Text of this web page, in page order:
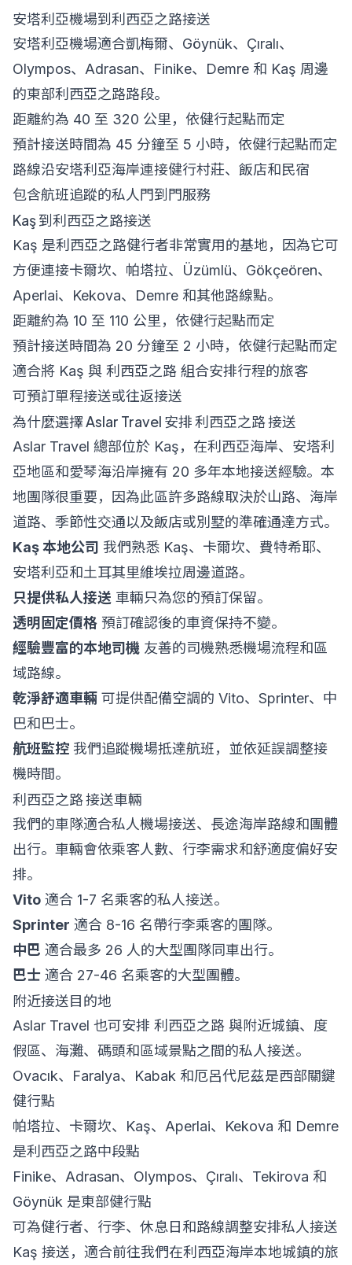
安塔利亞機場到利西亞之路接送
安塔利亞機場適合凱梅爾、Göynük、Çıralı、
Olympos、Adrasan、Finike、Demre 和 Kaş 周邊
的東部利西亞之路路段。
距離約為 40 至 320 公里，依健行起點而定
預計接送時間為 45 分鐘至 5 小時，依健行起點而定
路線沿安塔利亞海岸連接健行村莊、飯店和民宿
包含航班追蹤的私人門到門服務
Kaş 到利西亞之路接送
Kaş 是利西亞之路健行者非常實用的基地，因為它可
方便連接卡爾坎、帕塔拉、Üzümlü、Gökçeören、
Aperlai、Kekova、Demre 和其他路線點。
距離約為 10 至 110 公里，依健行起點而定
預計接送時間為 20 分鐘至 2 小時，依健行起點而定
適合將 Kaş 與 利西亞之路 組合安排行程的旅客
可預訂單程接送或往返接送
為什麼選擇 Aslar Travel 安排 利西亞之路 接送
Aslar Travel 總部位於 Kaş，在利西亞海岸、安塔利
亞地區和愛琴海沿岸擁有 20 多年本地接送經驗。本
地團隊很重要，因為此區許多路線取決於山路、海岸
道路、季節性交通以及飯店或別墅的準確通達方式。
Kaş 本地公司 我們熟悉 Kaş、卡爾坎、費特希耶、
安塔利亞和土耳其里維埃拉周邊道路。
只提供私人接送 車輛只為您的預訂保留。
透明固定價格 預訂確認後的車資保持不變。
經驗豐富的本地司機 友善的司機熟悉機場流程和區
域路線。
乾淨舒適車輛 可提供配備空調的 Vito、Sprinter、中
巴和巴士。
航班監控 我們追蹤機場抵達航班，並依延誤調整接
機時間。
利西亞之路 接送車輛
我們的車隊適合私人機場接送、長途海岸路線和團體
出行。車輛會依乘客人數、行李需求和舒適度偏好安
排。
Vito 適合 1-7 名乘客的私人接送。
Sprinter 適合 8-16 名帶行李乘客的團隊。
中巴 適合最多 26 人的大型團隊同車出行。
巴士 適合 27-46 名乘客的大型團體。
附近接送目的地
Aslar Travel 也可安排 利西亞之路 與附近城鎮、度
假區、海灘、碼頭和區域景點之間的私人接送。
Ovacık、Faralya、Kabak 和厄呂代尼茲是西部關鍵
健行點
帕塔拉、卡爾坎、Kaş、Aperlai、Kekova 和 Demre
是利西亞之路中段點
Finike、Adrasan、Olympos、Çıralı、Tekirova 和
Göynük 是東部健行點
可為健行者、行李、休息日和路線調整安排私人接送
Kaş 接送，適合前往我們在利西亞海岸本地城鎮的旅